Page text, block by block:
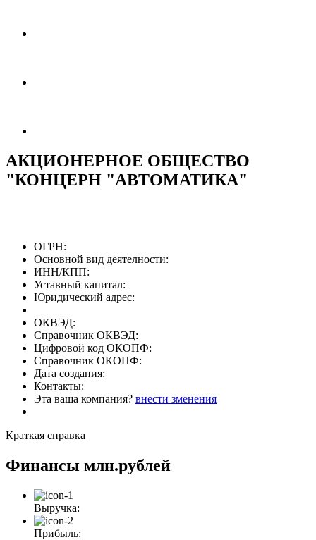
АКЦИОНЕРНОЕ ОБЩЕСТВО
"КОНЦЕРН "АВТОМАТИКА"
ОГРН:
Основной вид деятелности:
ИНН/КПП:
Уставный капитал:
Юридический адрес:
ОКВЭД:
Справочник ОКВЭД:
Цифровой код ОКОПФ:
Справочник ОКОПФ:
Дата создания:
Контакты:
Эта ваша компания? внести зменения
Краткая справка
Финансы млн.рублей
Выручка:
Прибыль: